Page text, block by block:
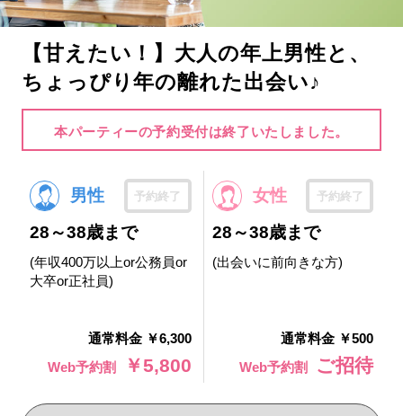
【甘えたい！】大人の年上男性と、
ちょっぴり年の離れた出会い♪
本パーティーの予約受付は終了いたしました。
男性 予約終了
28～38歳まで
(年収400万以上or公務員or
大卒or正社員)
通常料金 ￥6,300
Web予約割
￥5,800
女性 予約終了
28～38歳まで
(出会いに前向きな方)
通常料金 ￥500
Web予約割
ご招待